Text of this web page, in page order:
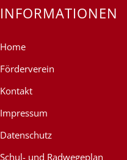
INFORMATIONEN
Home
Förderverein
Kontakt
Impressum
Datenschutz
Schul- und Radwegeplan